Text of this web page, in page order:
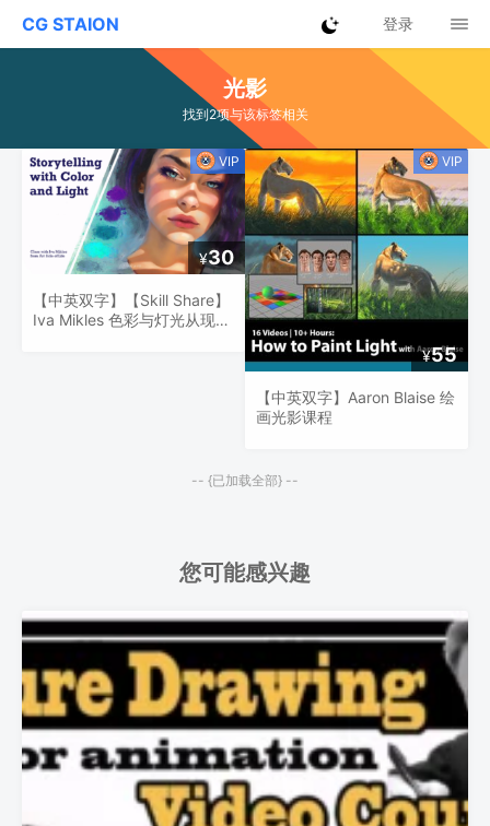
CG STAION 登录
光影
找到2项与该标签相关
¥30
【中英双字】【Skill Share】
Iva Mikles 色彩与灯光从现实
¥55
【中英双字】Aaron Blaise 绘
画光影课程
-- {已加载全部} --
您可能感兴趣